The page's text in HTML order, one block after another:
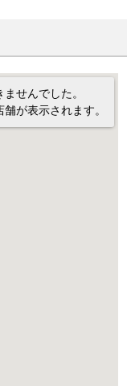
せんでした。
が表示されます。